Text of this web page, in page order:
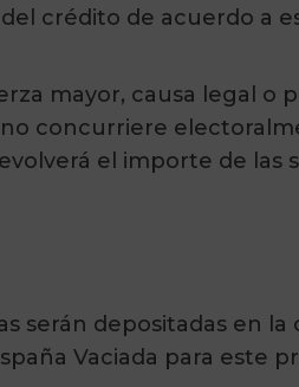
crédito de acuerdo a
mayor, causa legal
no concurriere
el importe de las
serán depositadas en
Vaciada para este